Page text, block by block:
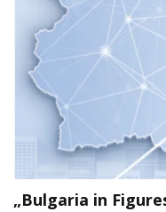
„Bulgaria in